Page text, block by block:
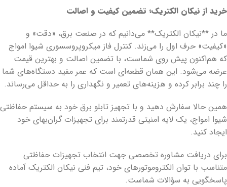
خرید از نیکان الکتریک؛ تضمین کیفیت و اصالت
ما در **نیکان الکتریک** می‌دانیم که در صنعت برق، «دقت» و
«کیفیت» حرف اول را می‌زند. کنترل فاز میکروپروسسوری شیوا امواج
که هم‌اکنون پیش روی شماست، با تضمین اصالت و بهترین قیمت
عرضه می‌شود. این همان قطعه‌ای است که عمر مفید دستگاه‌های شما
را چند برابر کرده و هزینه‌های تعمیر و نگهداری را به حداقل می‌رساند.
همین حالا سفارش دهید و با تجهیز تابلو برق خود به سیستم حفاظتی
شیوا امواج، یک لایه امنیتی قدرتمند برای تجهیزات گران‌بهای خود
ایجاد کنید.
برای دریافت مشاوره تخصصی جهت انتخاب تجهیزات حفاظتی
متناسب با توان الکتروموتورهای خود، تیم فنی نیکان الکتریک آماده
پاسخگویی به سؤالات شماست.